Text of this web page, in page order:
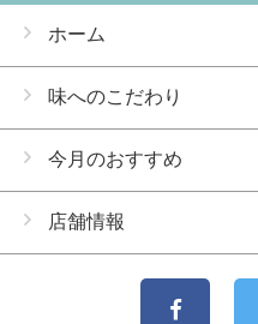
ホーム
味へのこだわり
今月のおすすめ
店舗情報